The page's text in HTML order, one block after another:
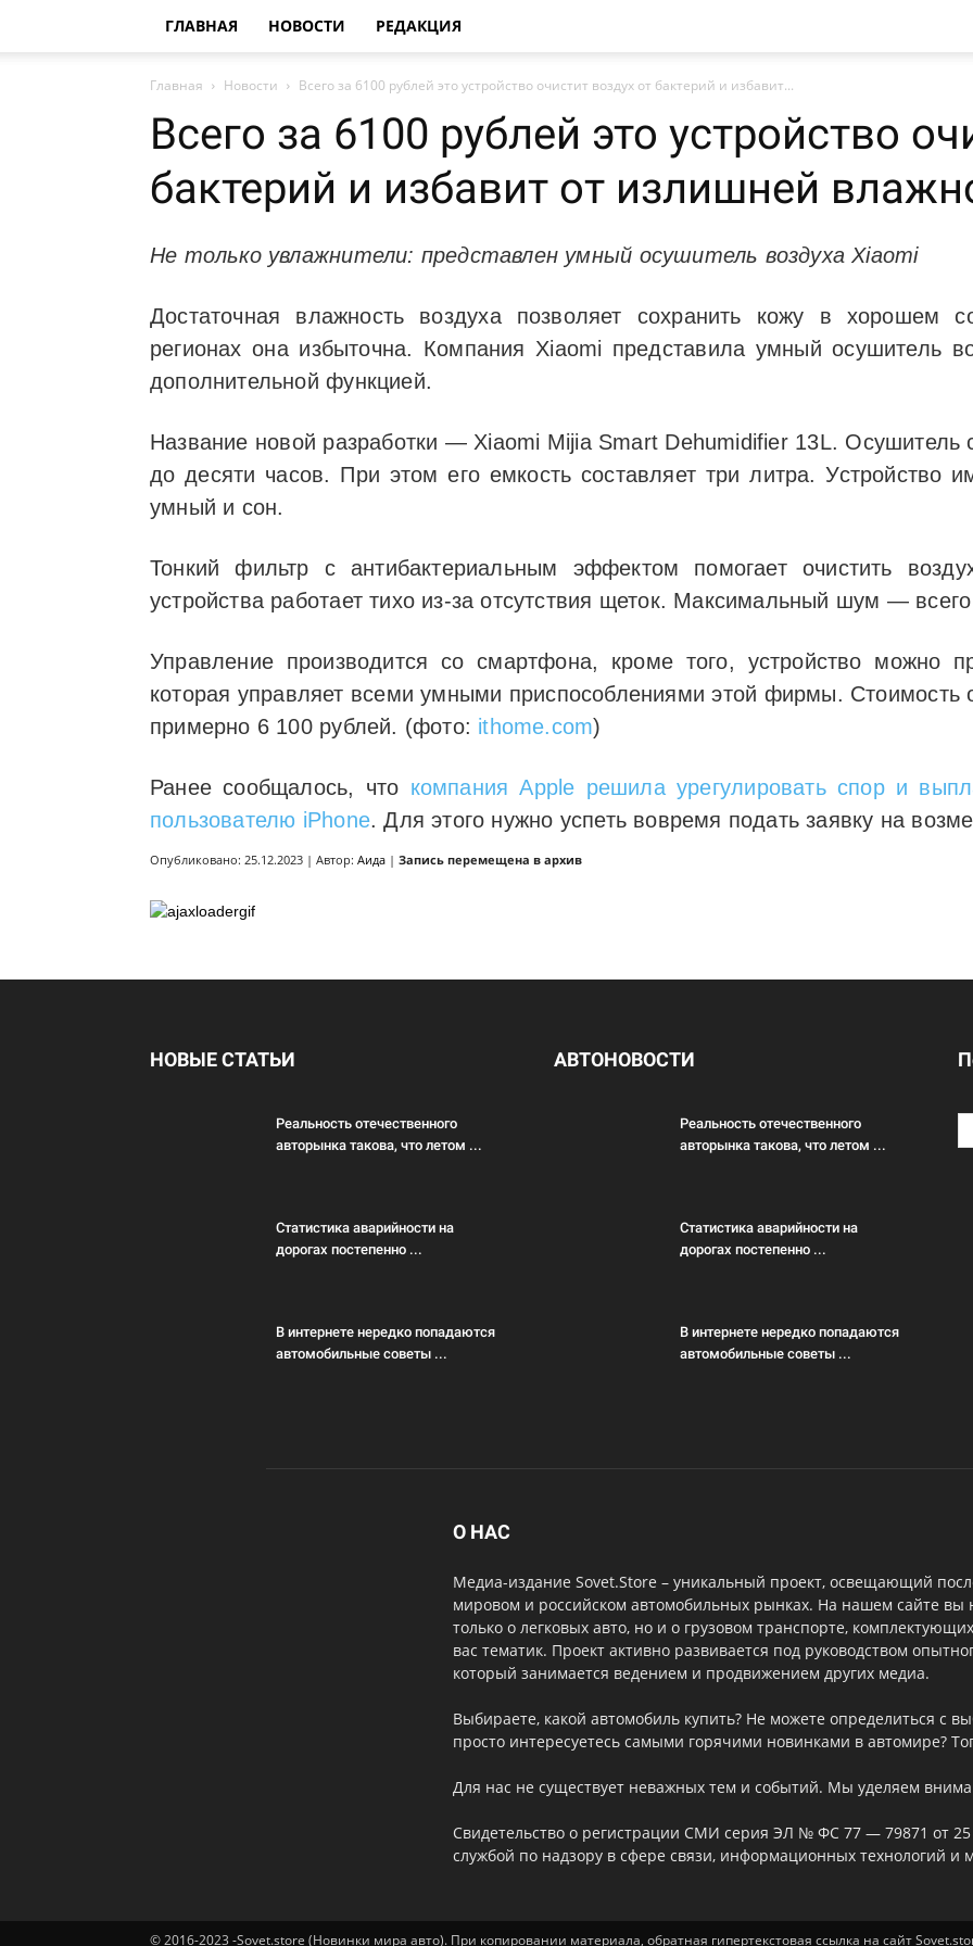
ГЛАВНАЯ НОВОСТИ РЕДАКЦИЯ
Главная Новости Всего за 6100 рублей это устройство очистит воздух от бактерий и избавит...
Всего за 6100 рублей это устройство
бактерий и избавит от излишней
Не только увлажнители: представлен умный осушитель воздуха Xiaomi
Достаточная влажность воздуха позволяет сохранить кожу в хорошем
регионах она избыточна. Компания Xiaomi представила умный осушитель
дополнительной функцией.
Название новой разработки — Xiaomi Mijia Smart Dehumidifier 13L. Осушитель
до десяти часов. При этом его емкость составляет три литра. Устройство
умный и сон.
Тонкий фильтр с антибактериальным эффектом помогает очистить
устройства работает тихо из-за отсутствия щеток. Максимальный шум —
Управление производится со смартфона, кроме того, устройство можно
которая управляет всеми умными приспособлениями этой фирмы. Стоимость
примерно 6 100 рублей. (фото: ithome.com)
Ранее сообщалось, что компания Apple решила урегулировать спор и
пользователю iPhone. Для этого нужно успеть вовремя подать заявку на
Опубликовано: 25.12.2023 | Автор: Аида | Запись перемещена в архив
НОВЫЕ СТАТЬИ
Реальность отечественного
авторынка такова, что летом ...
Статистика аварийности на
дорогах постепенно ...
В интернете нередко попадаются
автомобильные советы ...
АВТОНОВОСТИ
Реальность отечественного
авторынка такова, что летом ...
Статистика аварийности на
дорогах постепенно ...
В интернете нередко попадаются
автомобильные советы ...
О НАС
Медиа-издание Sovet.Store – уникальный проект, освещающий
мировом и российском автомобильных рынках. На нашем сайте
только о легковых авто, но и о грузовом транспорте,
вас тематик. Проект активно развивается под руководством
который занимается ведением и продвижением других медиа.
Выбираете, какой автомобиль купить? Не можете определиться
просто интересуетесь самыми горячими новинками в автомире?
Для нас не существует неважных тем и событий. Мы уделяем
Свидетельство о регистрации СМИ серия ЭЛ № ФС 77 — 79871 от
службой по надзору в сфере связи, информационных технологий и
© 2016-2023 -Sovet.store (Новинки мира авто). При копировании материала, обратная гипертекстовая ссылка на сайт